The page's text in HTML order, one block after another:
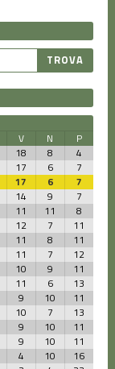
V N
P
18 8
4
17 6
7
17 6
7
14 9
7
11 11
8
12 7
11
11 8
11
11 7
12
10 9
11
11 6
13
9 10
11
10 7
13
9 10
11
9 10
11
4 10
16